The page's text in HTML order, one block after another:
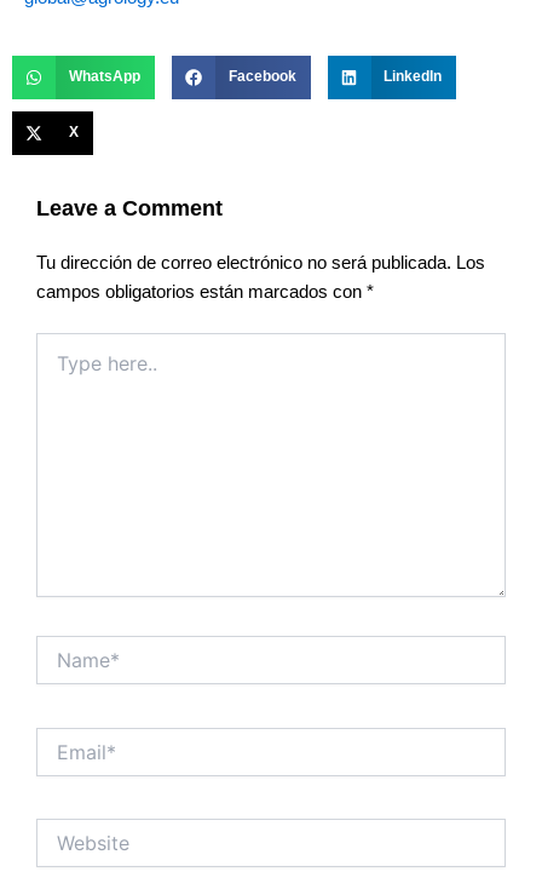
WhatsApp Facebook LinkedIn
X
Leave a Comment
Tu dirección de correo electrónico no será publicada. Los
campos obligatorios están marcados con *
here..